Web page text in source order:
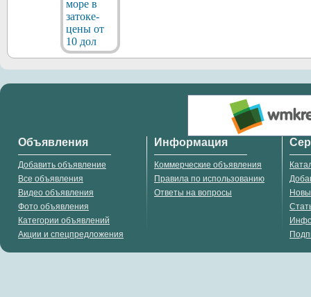
Объявления
Добавить объявление
Все объявления
Видео объявления
Фото объявления
Категории объявлений
Акции и спецпредложения
Информация
Коммерческие объявления
Правила по использованию
Ответы на вопросы